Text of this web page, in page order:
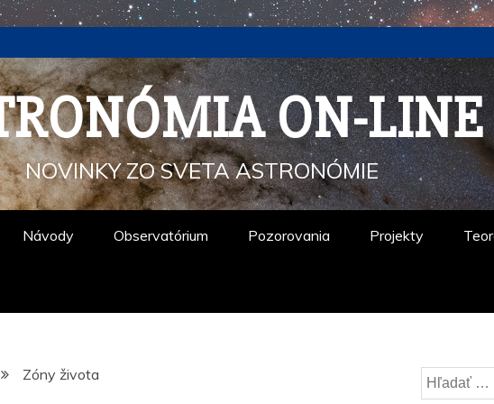
ON-LINE
NOVINKY ZO SVETA ASTRONÓMIE
Návody Observatórium Pozorovania Projekty
Zóny života Hľadať: